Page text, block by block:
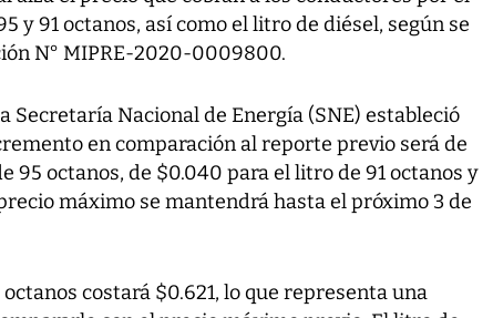
y 91 octanos, así como el litro de diésel, según se
N° MIPRE-2020-0009800.
Secretaría Nacional de Energía (SNE) estableció
en comparación al reporte previo será de
95 octanos, de $0.040 para el litro de 91 octanos y
máximo se mantendrá hasta el próximo 3 de
costará $0.621, lo que representa una